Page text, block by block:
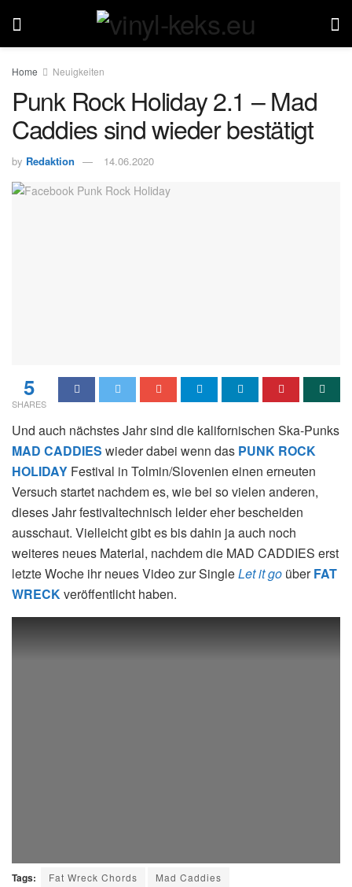
Home Neuigkeiten
Punk Rock Holiday 2.1 – Mad
Caddies sind wieder bestätigt
by Redaktion 14.06.2020
5
SHARES
Und auch nächstes Jahr sind die kalifornischen Ska-Punks
MAD CADDIES wieder dabei wenn das PUNK ROCK
HOLIDAY Festival in Tolmin/Slovenien einen erneuten
Versuch startet nachdem es, wie bei so vielen anderen,
dieses Jahr festivaltechnisch leider eher bescheiden
ausschaut. Vielleicht gibt es bis dahin ja auch noch
weiteres neues Material, nachdem die MAD CADDIES erst
letzte Woche ihr neues Video zur SingleLet it go überFAT
WRECKveröffentlicht haben.
Tags: Fat Wreck Chords
Mad Caddies